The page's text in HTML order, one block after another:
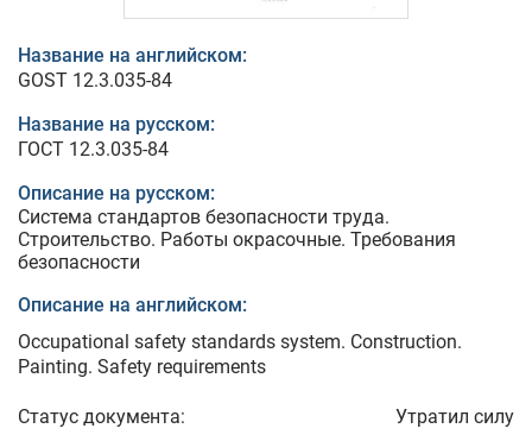
Название на английском:
GOST 12.3.035-84
Название на русском:
ГОСТ 12.3.035-84
Описание на русском:
Система стандартов безопасности труда.
Строительство. Работы окрасочные. Требования
безопасности
Описание на английском:
Occupational safety standards system. Construction.
Painting. Safety requirements
Статус документа: Утратил силу